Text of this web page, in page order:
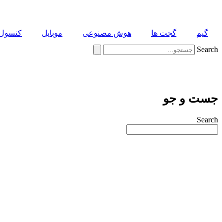
محتوا
گیم گجت ها هوش مصنوعی موبایل
Search
جست و جو
Search